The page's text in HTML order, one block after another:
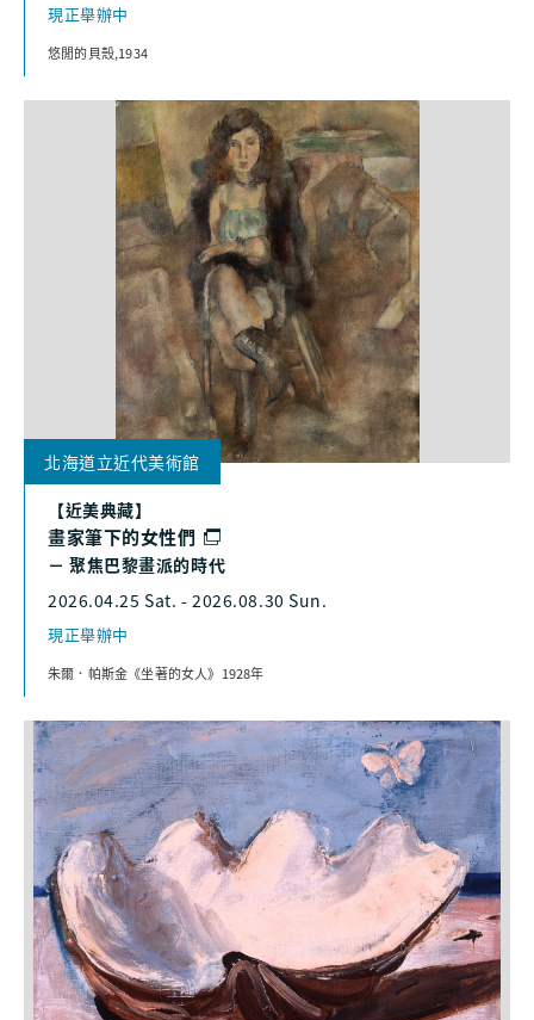
現正舉辦中
悠閒的貝殼,1934
北海道立近代美術館
【近美典藏】
畫家筆下的女性們
－ 聚焦巴黎畫派的時代
2026.04.25 Sat. - 2026.08.30 Sun.
現正舉辦中
朱爾．帕斯金《坐著的女人》1928年